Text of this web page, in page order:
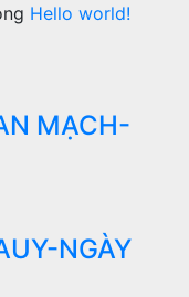
Hello world!
MẠCH-
NGÀY